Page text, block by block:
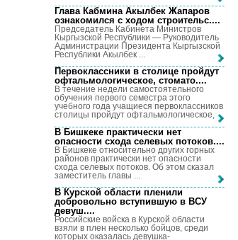
Глава Кабмина Акылбек Жапаров
ознакомился с ходом строительс....
Председатель Кабинета Министров
Кыргызской Республики — Руководитель
Администрации Президента Кыргызской
Республики Акылбек ...
Первоклассники в столице пройдут
офтальмологическое, стомато....
В течение недели самостоятельного
обучения первого семестра этого
учебного года учащиеся первоклассников
столицы пройдут офтальмологическое, ...
В Бишкеке практически нет
опасности схода селевых потоков....
В Бишкеке относительно других горных
районов практически нет опасности
схода селевых потоков. Об этом сказал
заместитель главы ...
В Курской области пленили
добровольно вступившую в ВСУ
девуш....
Российские войска в Курской области
взяли в плен несколько бойцов, среди
которых оказалась девушка-